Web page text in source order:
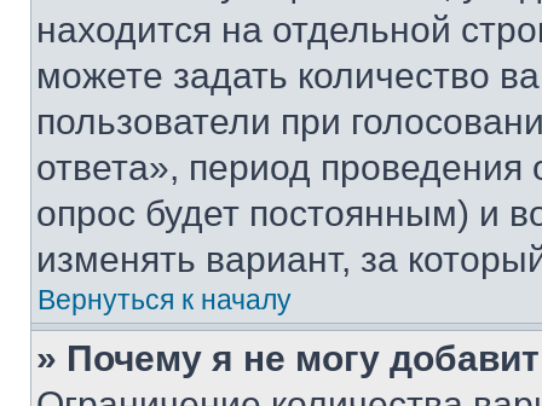
находится на отдельной
можете задать количество
пользователи при
ответа», период проведения
опрос будет постоянным) и
изменять вариант, за
Вернуться к началу
» Почему я не могу